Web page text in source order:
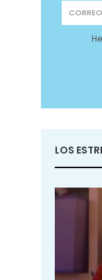
LOS